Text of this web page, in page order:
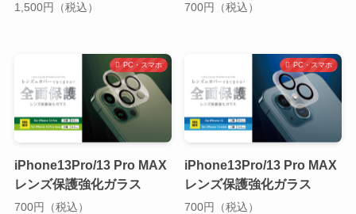
1,500円（税込） 700円（税込）
PC・スマホ
iPhone13Pro/13 Pro MAX
レンズ保護強化ガラス
700円（税込）
PC・スマホ
iPhone13Pro/13 Pro MAX
レンズ保護強化ガラス
700円（税込）